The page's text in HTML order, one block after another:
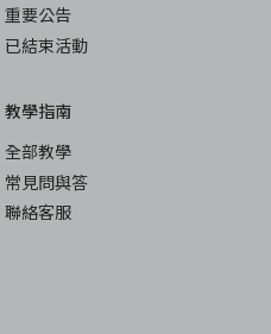
重要公告
已結束活動
教學指南
全部教學
常見問與答
聯絡客服